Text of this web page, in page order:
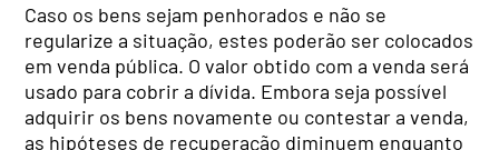
Caso os bens sejam penhorados e não se
regularize a situação, estes poderão ser colocados
em venda pública. O valor obtido com a venda será
usado para cobrir a dívida. Embora seja possível
adquirir os bens novamente ou contestar a venda,
as hipóteses de recuperação diminuem enquanto